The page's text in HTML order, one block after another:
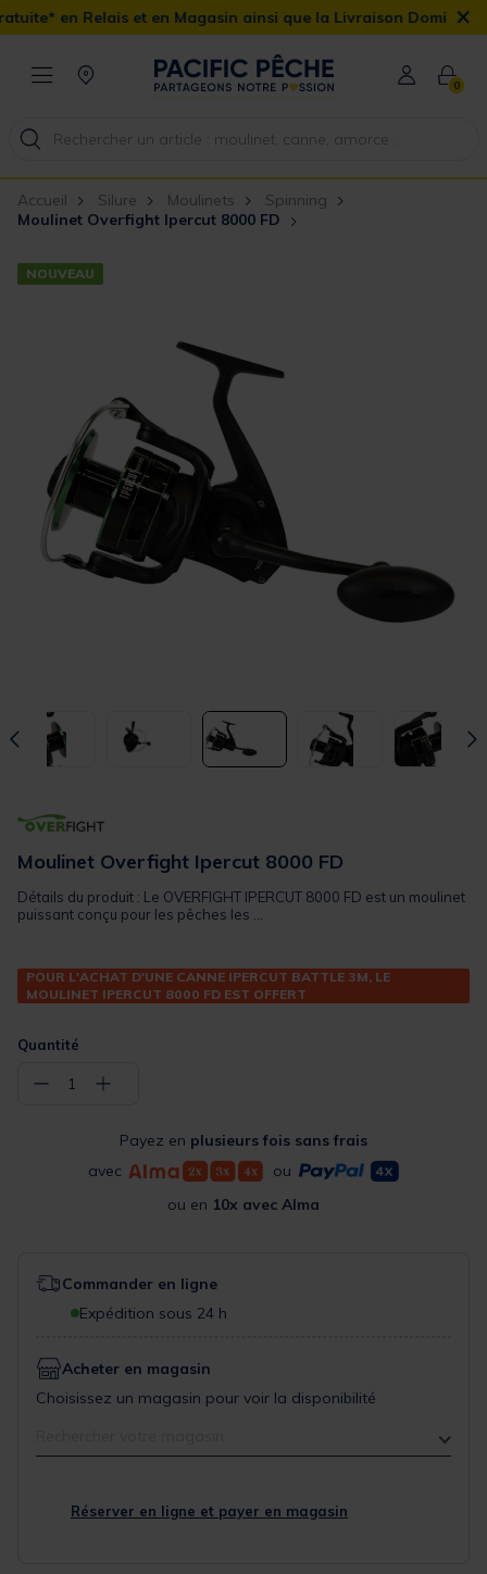
et en Magasin ainsi que la Livraison Domicile offerte dès 90€
×
0
Accueil Silure Moulinets
Spinning
Moulinet Overfight Ipercut 8000 FD
NOUVEAU
Moulinet Overfight Ipercut 8000 FD
Détails du produit : Le OVERFIGHT IPERCUT 8000 FD est un moulinet
puissant conçu pour les pêches les ...
POUR L'ACHAT D'UNE CANNE IPERCUT BATTLE 3M, LE
MOULINET IPERCUT 8000 FD EST OFFERT
Quantité
− 1 +
Payez en plusieurs fois sans frais
avec
ou
ou en 10x avec Alma
Commander en ligne
Expédition sous 24 h
Acheter en magasin
Choisissez un magasin pour voir la disponibilité
Réserver en ligne et payer en magasin